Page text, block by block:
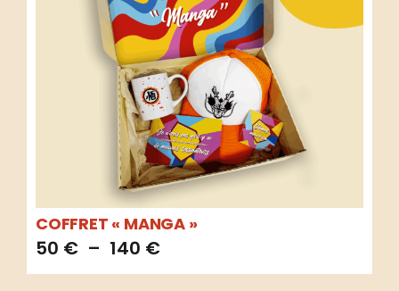
COFFRET « MANGA »
50 € – 140 €